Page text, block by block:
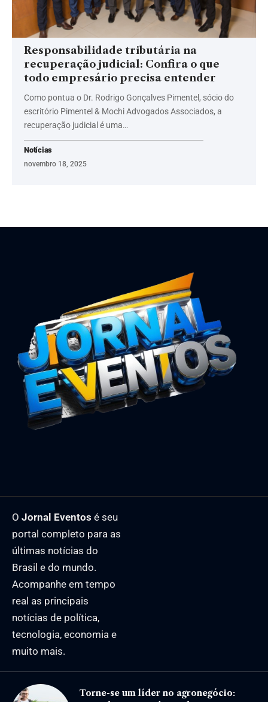
Responsabilidade tributária na
recuperação judicial: Confira o que
todo empresário precisa entender
Como pontua o Dr. Rodrigo Gonçalves Pimentel, sócio do
escritório Pimentel & Mochi Advogados Associados, a
recuperação judicial é uma…
Notícias
novembro 18, 2025
O Jornal Eventos é seu
portal completo para as
últimas notícias do
Brasil e do mundo.
Acompanhe em tempo
real as principais
notícias de política,
tecnologia, economia e
muito mais.
Torne-se um líder no agronegócio: